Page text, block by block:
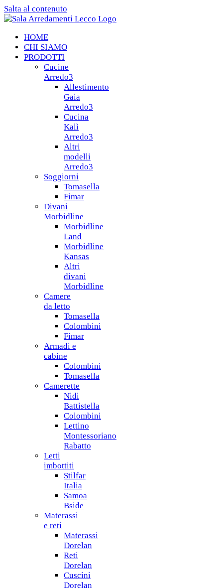
Salta al contenuto
HOME
CHI SIAMO
PRODOTTI
Cucine
Arredo3
Allestimento
Gaia
Arredo3
Cucina
Kalì
Arredo3
Altri
modelli
Arredo3
Soggiorni
Tomasella
Fimar
Divani
Morbidline
Morbidline
Land
Morbidline
Kansas
Altri
divani
Morbidline
Camere
da letto
Tomasella
Colombini
Fimar
Armadi e
cabine
Colombini
Tomasella
Camerette
Nidi
Battistella
Colombini
Lettino
Montessoriano
Rabatto
Letti
imbottiti
Stilfar
Italia
Samoa
Bside
Materassi
e reti
Materassi
Dorelan
Reti
Dorelan
Cuscini
Dorelan